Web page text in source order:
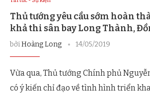
Thủ tướng yêu cầu sớm hoàn
khả thi sân bay Long Thành,
bởiHoàng Long 14/05/2019
Vừa qua, Thủ tướng Chính phủ
có ý kiến chỉ đạo về tình hình triển